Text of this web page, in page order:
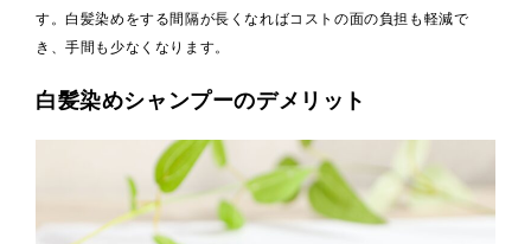
す。白髪染めをする間隔が長くなればコストの面の負担も軽減で
き、手間も少なくなります。
白髪染めシャンプーのデメリット